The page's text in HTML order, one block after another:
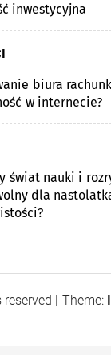
inwestycyjna
biura
w internecie?
świat nauki i
dla
| Theme: